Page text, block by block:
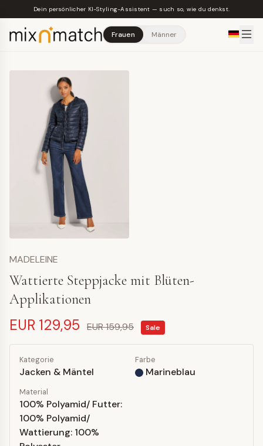
Skip to main content
Dein persönlicher KI-Styling-Assistent — such so, wie du denkst.
Frauen Männer
MADELEINE
Wattierte Steppjacke mit Blüten-
Applikationen
EUR 129,95 EUR 159,95 Sale
Kategorie
Jacken & Mäntel
Farbe
Marineblau
Material
100% Polyamid/ Futter:
100% Polyamid/
Wattierung: 100%